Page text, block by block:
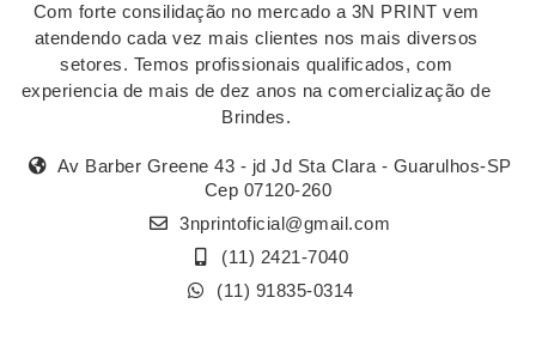
Com forte consilidação no mercado a 3N PRINT vem
atendendo cada vez mais clientes nos mais diversos
setores. Temos profissionais qualificados, com
experiencia de mais de dez anos na comercialização de
Brindes.
Av Barber Greene 43 - jd Jd Sta Clara - Guarulhos-SP
Cep 07120-260
3nprintoficial@gmail.com
(11) 2421-7040
(11) 91835-0314